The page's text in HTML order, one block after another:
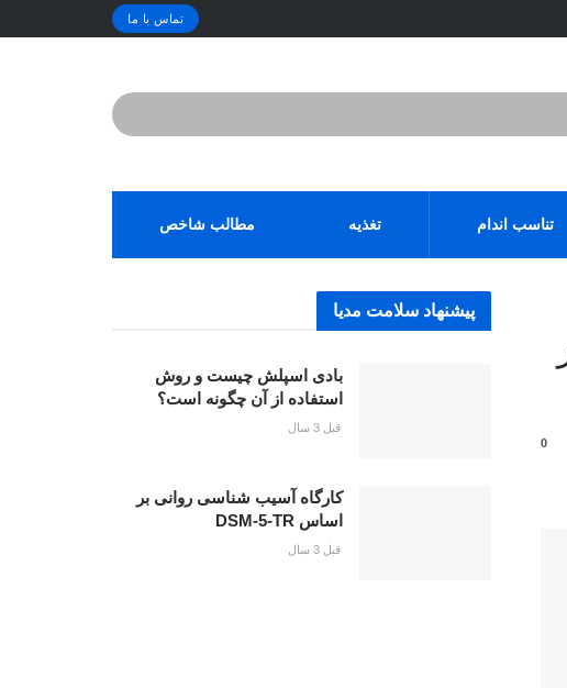
تماس با ما
تناسب اندام تغذیه مطالب شاخص
0
پیشنهاد سلامت مدیا
بادی اسپلش چیست و روش
استفاده از آن چگونه است؟
قبل 3 سال
کارگاه آسیب شناسی روانی بر
اساس DSM-5-TR
قبل 3 سال